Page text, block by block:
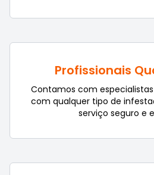
Profissionais
Contamos com
com qualquer tipo de
serviço seguro e